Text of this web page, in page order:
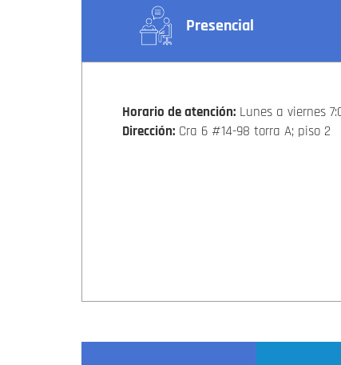
Presencial
Horario de atención: Lunes a viernes
Dirección: Cra 6 #14-98 torra A; piso 2